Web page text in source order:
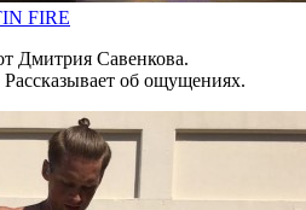
FIRE
Дмитрия Савенкова.
об ощущениях.